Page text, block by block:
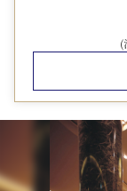
■ お荷物のお預
チェックイン前
荷物をお預かり
■ チェックアウ
ごしいただけます
※客室の階層お
(